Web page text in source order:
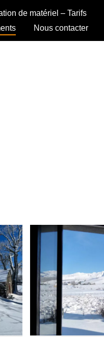
de matériel – Tarifs
Nous contacter